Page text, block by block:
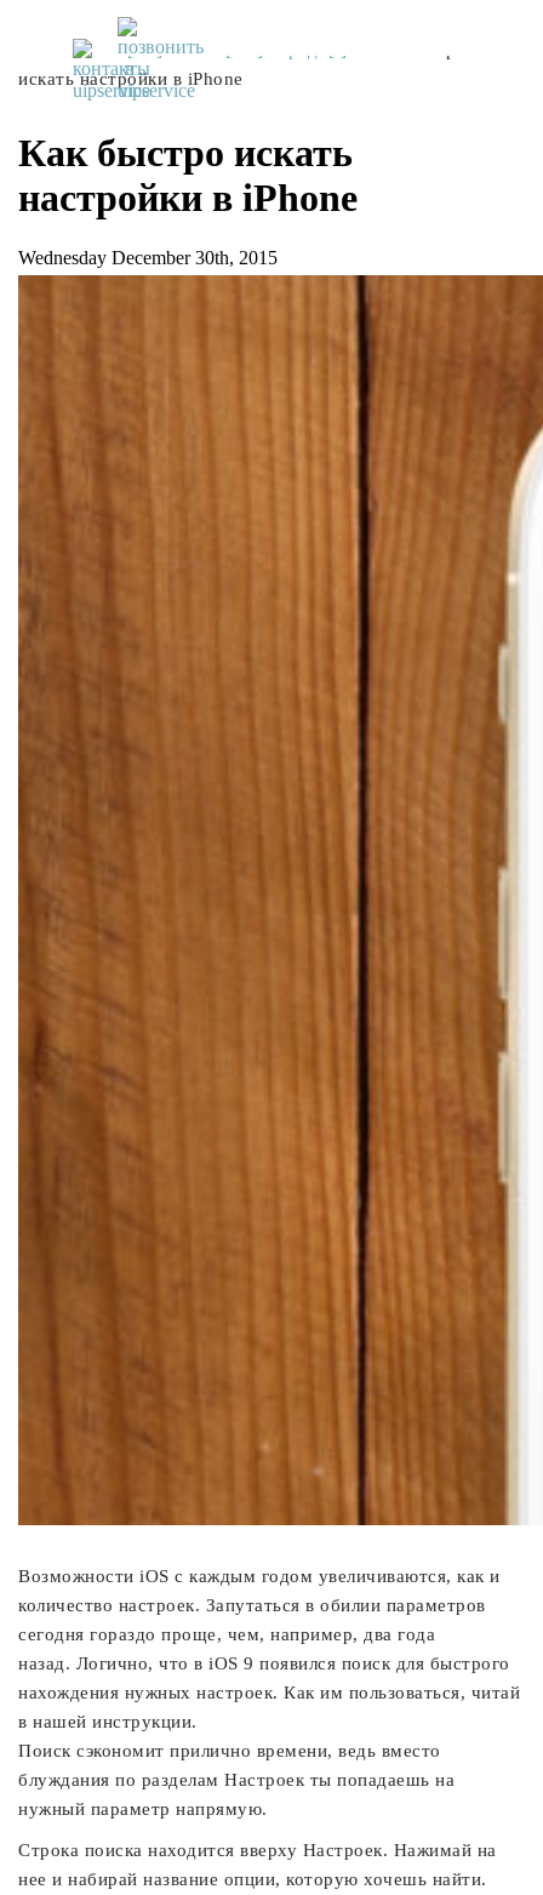
UiPservice »[:ru]Советы[:ua]Поради[:]
искать настройки в iPhone
Как быстро искать
настройки в iPhone
Wednesday December 30th, 2015
Возможности iOS с каждым годом увеличиваются, как и
количество настроек. Запутаться в обилии параметров
сегодня гораздо проще, чем, например, два года
назад. Логично, что в iOS 9 появился поиск для быстрого
нахождения нужных настроек. Как им пользоваться, читай
в нашей инструкции.
Поиск сэкономит прилично времени, ведь вместо
блуждания по разделам Настроек ты попадаешь на
нужный параметр напрямую.
Строка поиска находится вверху Настроек. Нажимай на
нее и набирай название опции, которую хочешь найти.